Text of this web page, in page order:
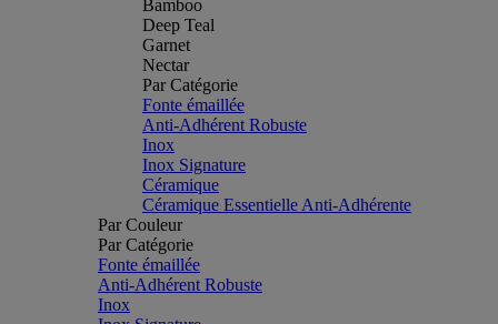
Bamboo
Deep Teal
Garnet
Nectar
Par Catégorie
Fonte émaillée
Anti-Adhérent Robuste
Inox
Inox Signature
Céramique
Céramique Essentielle Anti-Adhérente
Par Couleur
Par Catégorie
Fonte émaillée
Anti-Adhérent Robuste
Inox